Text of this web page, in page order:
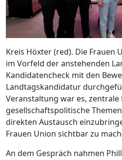
Kreis Höxter (red). Die Frauen
im Vorfeld der anstehenden
Kandidatencheck mit den
Landtagskandidatur
Veranstaltung war es, zentrale
gesellschaftspolitische
direkten Austausch
Frauen Union sichtbar zu
An dem Gespräch nahmen